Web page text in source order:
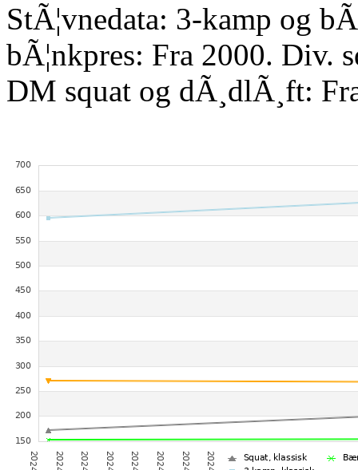
StÃ¦vnedata: 3-kamp og
bÃ¦nkpres: Fra 2000. Div.
DM squat og dÃ¸dlÃ¸ft: